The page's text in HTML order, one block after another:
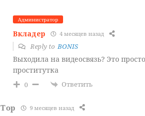
Администратор
Вкладер 4 месяцев назад
Reply toBONIS
Выходила на видеосвязь? Это
проститутка
0 Ответить
Тор 9 месяцев назад